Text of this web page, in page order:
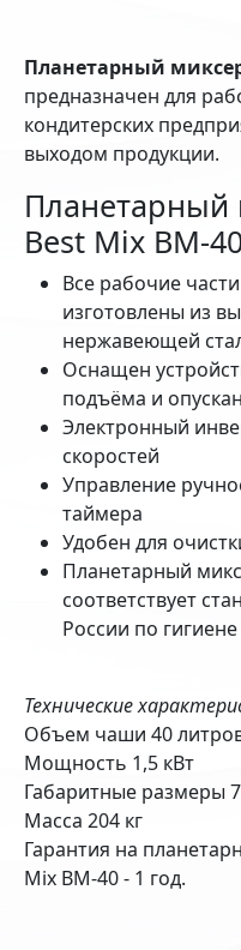
Планетарный
предназначен для
кондитерских
выходом продукции.
Планетарный
Best Mix BM-
Все рабочие
изготовлены из
нержавеющей
Оснащен
подъёма и
Электронный
скоростей
Управление
таймера
Удобен для
Планетарный
соответствует
России по
Технические
Объем чаши 40
Мощность 1,5 кВт
Габаритные размеры
Масса 204 кг
Гарантия на
Mix BM-40 - 1 год.